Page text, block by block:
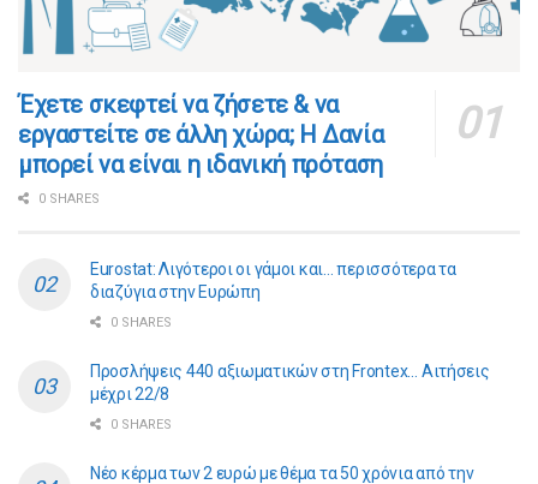
​​Έχετε σκεφτεί να ζήσετε & να
εργαστείτε σε άλλη χώρα; Η Δανία
μπορεί να είναι η ιδανική πρόταση
0 SHARES
Eurostat: Λιγότεροι οι γάμοι και… περισσότερα τα
διαζύγια στην Ευρώπη
0 SHARES
Προσλήψεις 440 αξιωματικών στη Frontex… Αιτήσεις
μέχρι 22/8
0 SHARES
Νέο κέρμα των 2 ευρώ με θέμα τα 50 χρόνια από την